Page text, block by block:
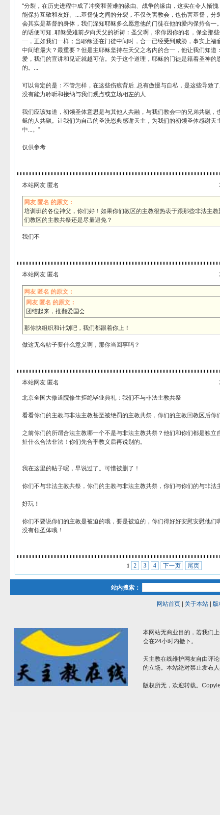
“分裂，在历史进程中成了冲突和苦难的缘由、战争的缘由，这实在令人惭
能保持互敬和友好。....基督徒之间的分裂，不仅伤害教会，也伤害基督，分
会其实是基督的身体，我们深知耶稣多么愿意他的门徒在他的爱内保持合一
的话便可知..耶稣受难前夕向天父的祈祷：圣父啊，求你因你的名，保全那
一，正如我们一样；当耶稣还在门徒中间时，合一已经受到威胁，事实上福
中间谁最大？最重要？但是主耶稣坚持在天父之名内的合一，他让我们知道
爱，我们的宣讲和见证就越可信。关于这个道理，耶稣的门徒是籍着圣神的
的。...
可以肯定的是：不管怎样，在这些伤痕背后..总有傲慢与自私，是这些导致
没有能力聆听和接纳与我们观点或立场相左的人...
我们应该知道，初领圣体意思是与其他人共融，与我们教会中的兄弟共融，
稣的人共融。让我们为自己的圣洗恩典感谢天主，为我们的初领圣体感谢天
中...。”
仅供参考...
本站网友 匿名
网友 匿名 的原文：
培训班的各位神父，你们好！如果你们教区的主教很热衷于跟那些非法主
们教区的主教共祭还是尽量避免？
我们不
本站网友 匿名
网友 匿名 的原文：
网友 匿名 的原文：
团结起来，推翻爱国会
那你快组织和计划吧，我们都跟着你上！
做这无名帖子要什么意义啊，那你当回事吗？
本站网友 匿名
北京全国大修道院修生拒绝毕业典礼：我们不与非法主教共祭
看看你们的主教与非法主教甚至被绝罚的主教共祭，你们的主教回教区后你
之前你们的所谓合法主教哪一个不是与非法主教共祭？他们和你们都是独立
扯什么合法非法！你们先合乎教义后再说别的。
我在这里的帖子呢，早说过了。可惜被删了！
你们不与非法主教共祭，你们的主教与非法主教共祭，你们与你们的与非法
好玩！
你们不要说你们的主教是被迫的哦，要是被迫的，你们得好好安慰安慰他们
没有领圣体哦！
1 2 3 4 下一页 尾页
站内搜索：
网站首页| 关于本站| 版
本网站无商业目的，若我们
会在24小时内撤下。
天主教在线维护网友自由评
的立场。本站绝对禁止发布
版权所无，欢迎转载。